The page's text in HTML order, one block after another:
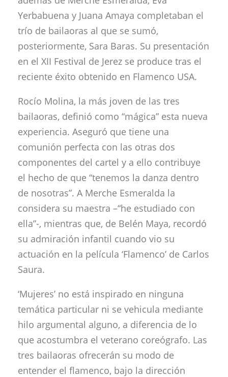
Yerbabuena y Juana Amaya completaban el
trío de bailaoras al que se sumó,
posteriormente, Sara Baras. Su presentación
en el XII Festival de Jerez se produce tras el
reciente éxito obtenido en Flamenco USA.
Rocío Molina, la más joven de las tres
bailaoras, definió como “mágica” esta nueva
experiencia. Aseguró que tiene una
comunión perfecta con las otras dos
componentes del cartel y a ello contribuye
el hecho de que “tenemos la danza dentro
de nosotras”. A Merche Esmeralda la
considera su maestra –“he estudiado con
ella”-, mientras que, de Belén Maya, recordó
su admiración infantil cuando vio su
actuación en la película ‘Flamenco’ de Carlos
Saura.
‘Mujeres’ no está inspirado en ninguna
temática particular ni se vehicula mediante
hilo argumental alguno, a diferencia de lo
que acostumbra el veterano coreógrafo. Las
tres bailaoras ofrecerán su modo de
entender el flamenco, bajo la dirección